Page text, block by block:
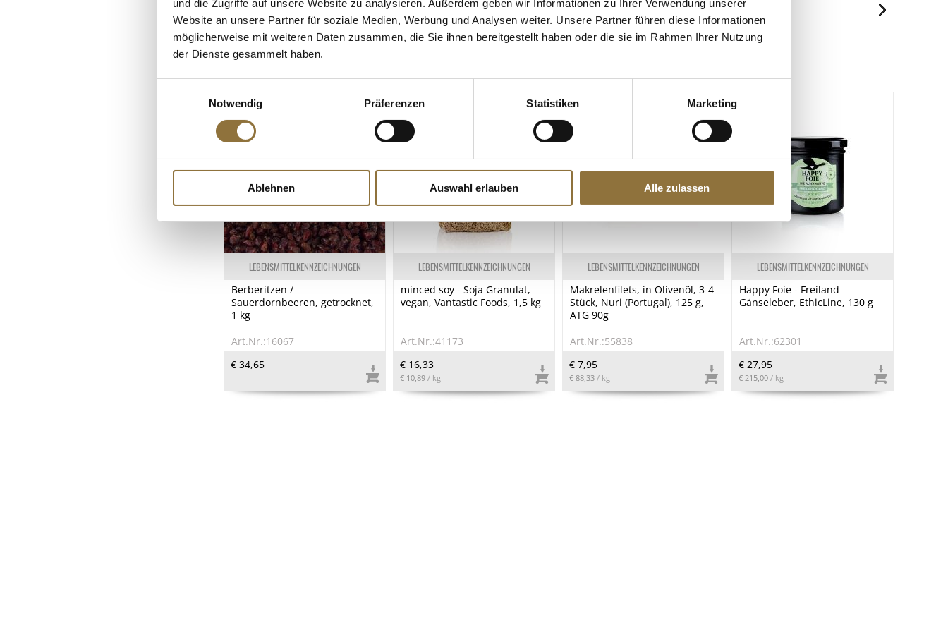
und die Zugriffe auf unsere Website zu analysieren. Außerdem geben wir Informationen zu Ihrer Verwendung unserer
Website an unsere Partner für soziale Medien, Werbung und Analysen weiter. Unsere Partner führen diese Informationen
möglicherweise mit weiteren Daten zusammen, die Sie ihnen bereitgestellt haben oder die sie im Rahmen Ihrer Nutzung
der Dienste gesammelt haben.
Notwendig
Präferenzen Statistiken Marketing
Ablehnen Auswahl erlauben Alle zulassen
Brennwert
45 kJ/12 kcal
Fett
davon Zucker
Eiweiß
ALLERGENE
Allergene
SO2/Sulfite
KUNDEN KAUFTEN AUCH
LEBENSMITTELKENNZEICHNUNGEN
Berberitzen /
Sauerdornbeeren, getrocknet,
1 kg
Art.Nr.:16067
€ 34,65
LEBENSMITTELKENNZEICHNUNGEN
minced soy - Soja Granulat,
vegan, Vantastic Foods, 1,5 kg
Art.Nr.:41173
€ 16,33
€ 10,89 / kg
LEBENSMITTELKENNZEICHNUNGEN
Makrelenfilets, in Olivenöl, 3-4
Stück, Nuri (Portugal), 125 g,
ATG 90g
Art.Nr.:55838
€ 7,95
€ 88,33 / kg
LEBENSMITTELKENNZEICHNUNGEN
Happy Foie - Freiland
Gänseleber, EthicLine, 130 g
Art.Nr.:62301
€ 27,95
€ 215,00 / kg